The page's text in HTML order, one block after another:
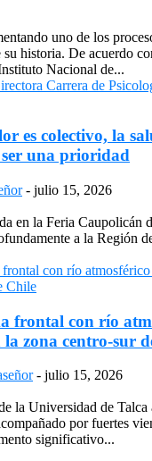
uno de los
su historia. De acuerdo
Nacional de...
es colectivo, la
una prioridad
- julio 15, 2026
en la Feria Caupolicán
a la Región
frontal con río
la zona centro-sur
- julio 15, 2026
la Universidad de Talca
por fuertes
significativo...